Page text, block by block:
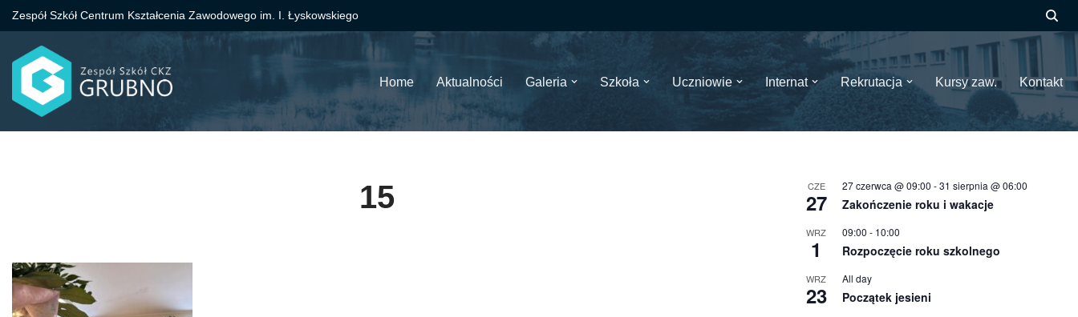
Przejdź
do
treści
Zespół Szkół Centrum Kształcenia Zawodowego im. I. Łyskowskiego
Home Aktualności Galeria Szkoła Uczniowie Internat Rekrutacja Kursy zaw. Kontakt
15 CZE
27
27 czerwca @ 09:00 -31 sierpnia @ 06:00
Zakończenie roku i wakacje
WRZ
1
09:00 - 10:00
Rozpoczęcie roku szkolnego
WRZ
23
All day
Początek jesieni